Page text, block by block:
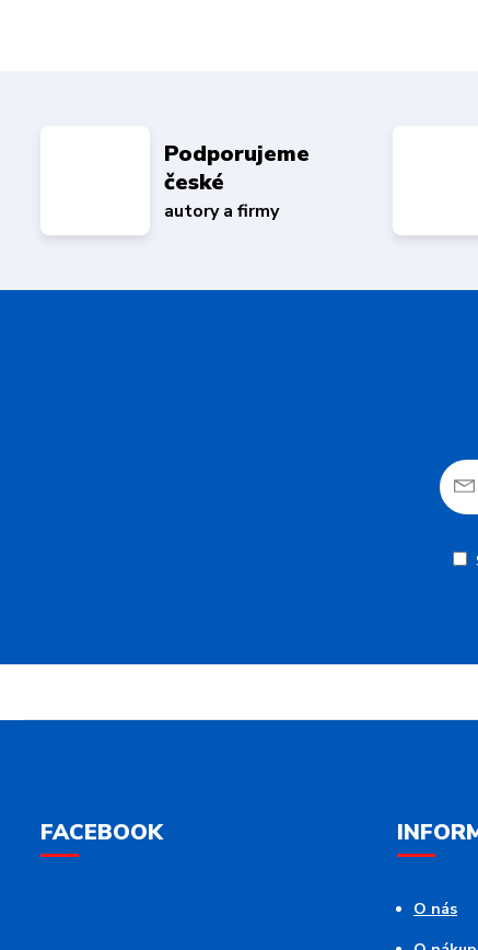
Podporujeme
české
autory a firmy
FACEBOOK
O nás